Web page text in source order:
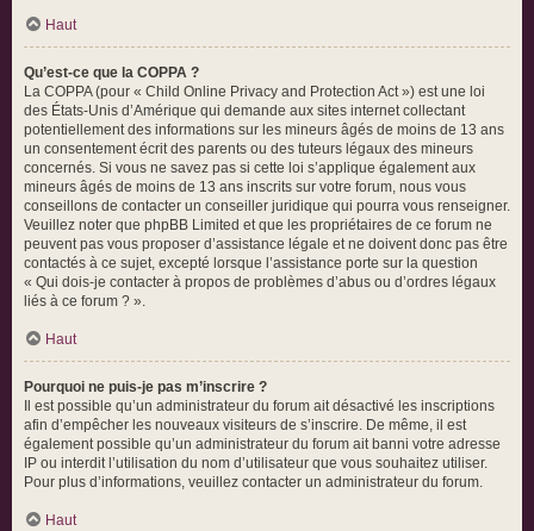
Haut
Qu’est-ce que la COPPA ?
La COPPA (pour « Child Online Privacy and Protection Act ») est une loi
des États-Unis d’Amérique qui demande aux sites internet collectant
potentiellement des informations sur les mineurs âgés de moins de 13 ans
un consentement écrit des parents ou des tuteurs légaux des mineurs
concernés. Si vous ne savez pas si cette loi s’applique également aux
mineurs âgés de moins de 13 ans inscrits sur votre forum, nous vous
conseillons de contacter un conseiller juridique qui pourra vous renseigner.
Veuillez noter que phpBB Limited et que les propriétaires de ce forum ne
peuvent pas vous proposer d’assistance légale et ne doivent donc pas être
contactés à ce sujet, excepté lorsque l’assistance porte sur la question
« Qui dois-je contacter à propos de problèmes d’abus ou d’ordres légaux
liés à ce forum ? ».
Haut
Pourquoi ne puis-je pas m’inscrire ?
Il est possible qu’un administrateur du forum ait désactivé les inscriptions
afin d’empêcher les nouveaux visiteurs de s’inscrire. De même, il est
également possible qu’un administrateur du forum ait banni votre adresse
IP ou interdit l’utilisation du nom d’utilisateur que vous souhaitez utiliser.
Pour plus d’informations, veuillez contacter un administrateur du forum.
Haut